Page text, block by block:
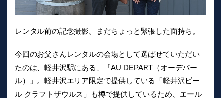
レンタル前の記念撮影。まだちょっと緊張した面持ち。
今回のお父さんレンタルの会場として選ばせていただい
たのは、軽井沢駅にある、「AU DEPART（オーデパー
ル）」。軽井沢エリア限定で提供している「軽井沢ビー
ル クラフトザウルス」も樽で提供しているため、エール